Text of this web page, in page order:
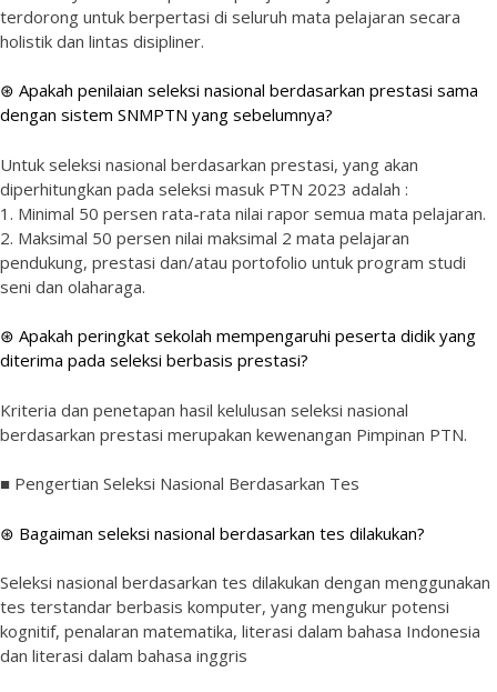
terdorong untuk berpertasi di seluruh mata pelajaran secara
holistik dan lintas disipliner.
⊛ Apakah penilaian seleksi nasional berdasarkan prestasi sama
dengan sistem SNMPTN yang sebelumnya?
Untuk seleksi nasional berdasarkan prestasi, yang akan
diperhitungkan pada seleksi masuk PTN 2023 adalah :
1. Minimal 50 persen rata-rata nilai rapor semua mata pelajaran.
2. Maksimal 50 persen nilai maksimal 2 mata pelajaran
pendukung, prestasi dan/atau portofolio untuk program studi
seni dan olaharaga.
⊛ Apakah peringkat sekolah mempengaruhi peserta didik yang
diterima pada seleksi berbasis prestasi?
Kriteria dan penetapan hasil kelulusan seleksi nasional
berdasarkan prestasi merupakan kewenangan Pimpinan PTN.
■ Pengertian Seleksi Nasional Berdasarkan Tes
⊛ Bagaiman seleksi nasional berdasarkan tes dilakukan?
Seleksi nasional berdasarkan tes dilakukan dengan menggunakan
tes terstandar berbasis komputer, yang mengukur potensi
kognitif, penalaran matematika, literasi dalam bahasa Indonesia
dan literasi dalam bahasa inggris